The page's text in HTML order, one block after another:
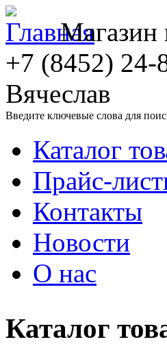
Магазин
+7 (8452) 24-
Вячеслав
Введите ключевые слова для
Каталог
Прайс-
Контакты
Новости
О нас
Каталог